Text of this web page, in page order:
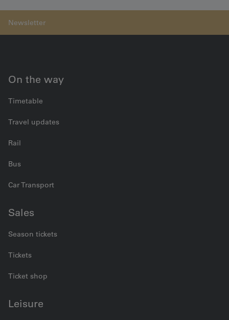
On the way
Timetable
Travel updates
Rail
Bus
Car Transport
Sales
Season tickets
Tickets
Ticket shop
Leisure